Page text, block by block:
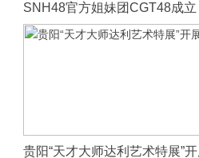
SNH48官方姐妹团CGT48成
贵阳“天才大师达利艺术特展”